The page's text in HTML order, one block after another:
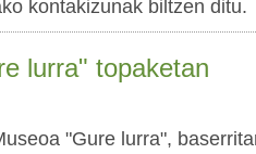
kontakizunak biltzen ditu.
lurra" topaketan
"Gure lurra",